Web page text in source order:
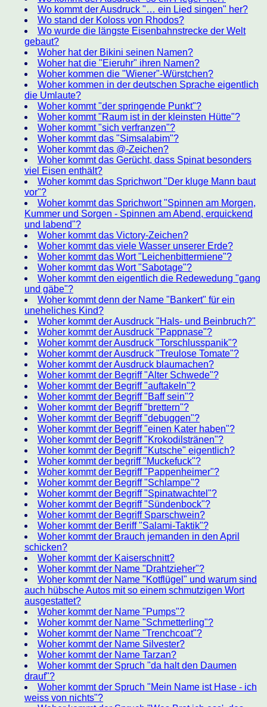
Wo kommt der Ausdruck "… ein Lied singen" her?
Wo stand der Koloss von Rhodos?
Wo wurde die längste Eisenbahnstrecke der Welt
gebaut?
Woher hat der Bikini seinen Namen?
Woher hat die "Eieruhr" ihren Namen?
Woher kommen die "Wiener"-Würstchen?
Woher kommen in der deutschen Sprache eigentlich
die Umlaute?
Woher kommt "der springende Punkt"?
Woher kommt "Raum ist in der kleinsten Hütte"?
Woher kommt "sich verfranzen"?
Woher kommt das "Simsalabim"?
Woher kommt das @-Zeichen?
Woher kommt das Gerücht, dass Spinat besonders
viel Eisen enthält?
Woher kommt das Sprichwort "Der kluge Mann baut
vor"?
Woher kommt das Sprichwort "Spinnen am Morgen,
Kummer und Sorgen - Spinnen am Abend, erquickend
und labend"?
Woher kommt das Victory-Zeichen?
Woher kommt das viele Wasser unserer Erde?
Woher kommt das Wort "Leichenbittermiene"?
Woher kommt das Wort "Sabotage"?
Woher kommt den eigentlich die Redewedung "gang
und gäbe"?
Woher kommt denn der Name "Bankert" für ein
uneheliches Kind?
Woher kommt der Ausdruck "Hals- und Beinbruch?"
Woher kommt der Ausdruck "Pappnase"?
Woher kommt der Ausdruck "Torschlusspanik"?
Woher kommt der Ausdruck "Treulose Tomate"?
Woher kommt der Ausdruck blaumachen?
Woher kommt der Begriff "Alter Schwede"?
Woher kommt der Begriff "auftakeln"?
Woher kommt der Begriff "Baff sein"?
Woher kommt der Begriff "brettern"?
Woher kommt der Begriff "debuggen"?
Woher kommt der Begriff "einen Kater haben"?
Woher kommt der Begriff "Krokodilstränen"?
Woher kommt der Begriff "Kutsche" eigentlich?
Woher kommt der begriff "Muckefuck"?
Woher kommt der Begriff "Pappenheimer"?
Woher kommt der Begriff "Schlampe"?
Woher kommt der Begriff "Spinatwachtel"?
Woher kommt der Begriff "Sündenbock"?
Woher kommt der Begriff Sparschwein?
Woher kommt der Beriff "Salami-Taktik"?
Woher kommt der Brauch jemanden in den April
schicken?
Woher kommt der Kaiserschnitt?
Woher kommt der Name "Drahtzieher"?
Woher kommt der Name "Kotflügel" und warum sind
auch hübsche Autos mit so einem schmutzigen Wort
ausgestattet?
Woher kommt der Name "Pumps"?
Woher kommt der Name "Schmetterling"?
Woher kommt der Name "Trenchcoat"?
Woher kommt der Name Silvester?
Woher kommt der Name Tarzan?
Woher kommt der Spruch "da halt den Daumen
drauf"?
Woher kommt der Spruch "Mein Name ist Hase - ich
weiss von nichts"?